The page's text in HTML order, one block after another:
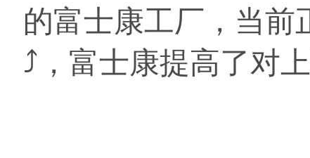
的富士康工厂，当前
⤴，富士康提高了对上